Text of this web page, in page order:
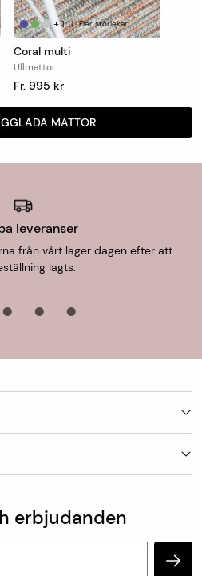
+1 | Fler storlekar
Coral multi
Ullmattor
Fr. 995 kr
MATTOR
leveranser
från vårt lager dagen efter att
lagts.
erbjudanden